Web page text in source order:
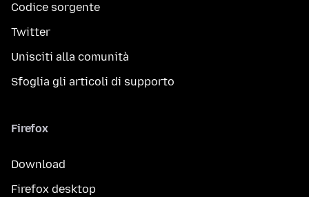
Codice sorgente
Twitter
Unisciti alla comunità
Sfoglia gli articoli di supporto
Firefox
Download
Firefox desktop